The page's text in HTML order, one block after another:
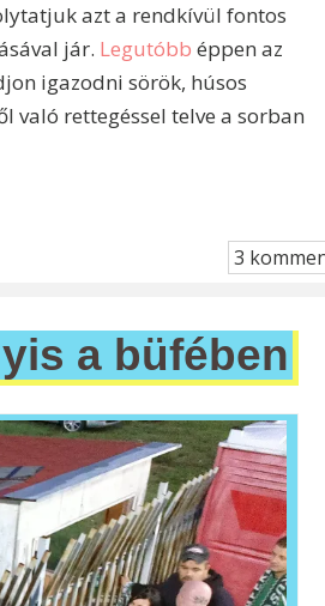
azt a rendkívül fontos
jár. Legutóbb éppen az
igazodni sörök, húsos
való rettegéssel telve a sorban
3
a büfében